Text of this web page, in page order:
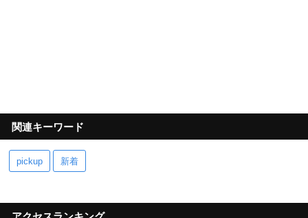
関連キーワード
pickup 新着